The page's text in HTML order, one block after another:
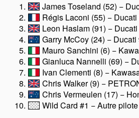
James Toseland (52) −
Régis Laconi (55) −
Leon Haslam (91) −
Garry McCoy (24) − Ducati
Mauro Sanchini (6) −
Gianluca Nannelli (69) −
Ivan Clementi (8) −
Chris Walker (9) −
Chris Vermeulen (17) −
Wild Card #1 − Autre pilote